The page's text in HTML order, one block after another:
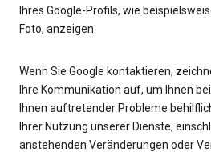
Ihres Google-Profils, wie
Foto, anzeigen.
Wenn Sie Google kontaktieren,
Ihre Kommunikation auf, um Ihnen
Ihnen auftretender Probleme
Ihrer Nutzung unserer Dienste,
anstehenden Veränderungen oder